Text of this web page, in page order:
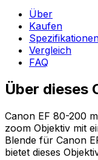
Über
Kaufen
Vergleich
FAQ
Über dieses
Canon EF 80-200
zoom Objektiv mit
Blende für Canon
bietet dieses